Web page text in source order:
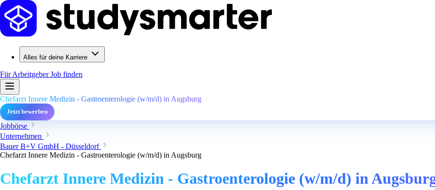
Alles für deine Karriere
Für ArbeitgeberJob finden
Chefarzt Innere Medizin - Gastroenterologie (w/m/d) in Augsburg
Jetzt bewerben
Jobbörse
Unternehmen
Bauer B+V GmbH - Düsseldorf
Chefarzt Innere Medizin - Gastroenterologie (w/m/d) in Augsburg
Chefarzt Innere Medizin - Gastroenterologie (w/m/d) in